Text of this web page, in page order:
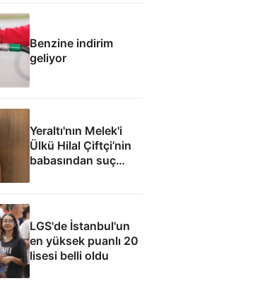
Benzine indirim
geliyor
Yeraltı'nın Melek'i
Ülkü Hilal Çiftçi’nin
babasından suç
yaşadı
LGS'de İstanbul'un
en yüksek puanlı 20
lisesi belli oldu